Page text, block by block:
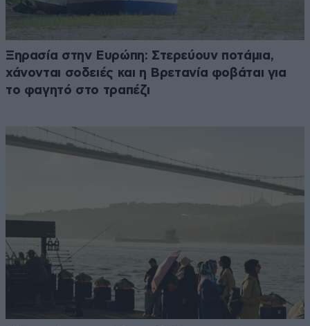
Ξηρασία στην Ευρώπη: Στερεύουν ποτάμια,
χάνονται σοδειές και η Βρετανία φοβάται για
το φαγητό στο τραπέζι